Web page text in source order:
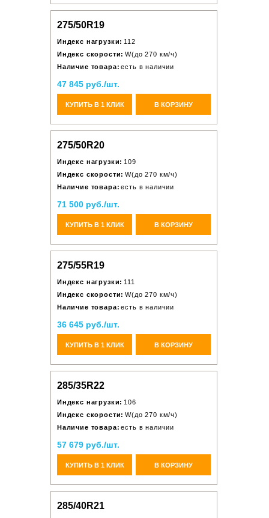
275/50R19
Индекс нагрузки: 112
Индекс скорости: W(до 270 км/ч)
Наличие товара: есть в наличии
47 845 руб./шт.
КУПИТЬ В 1 КЛИК В КОРЗИНУ
275/50R20
Индекс нагрузки: 109
Индекс скорости: W(до 270 км/ч)
Наличие товара: есть в наличии
71 500 руб./шт.
КУПИТЬ В 1 КЛИК В КОРЗИНУ
275/55R19
Индекс нагрузки: 111
Индекс скорости: W(до 270 км/ч)
Наличие товара: есть в наличии
36 645 руб./шт.
КУПИТЬ В 1 КЛИК В КОРЗИНУ
285/35R22
Индекс нагрузки: 106
Индекс скорости: W(до 270 км/ч)
Наличие товара: есть в наличии
57 679 руб./шт.
КУПИТЬ В 1 КЛИК В КОРЗИНУ
285/40R21